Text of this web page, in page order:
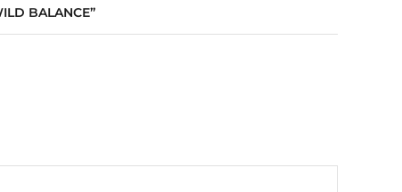
BALANCE”